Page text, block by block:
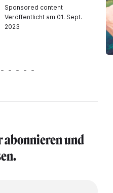
Sponsored content
Veröffentlicht am 01. Sept.
2023
abonnieren und